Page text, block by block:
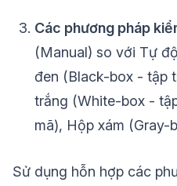
Các phương pháp
(Manual) so với Tự
đen (Black-box - tập
trắng (White-box -
mã), Hộp xám (Gray-
Sử dụng hỗn hợp các